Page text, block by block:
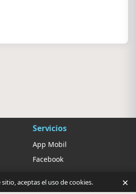
Servicios
App Mobil
Facebook
Ajustes
aceptas el uso de cookies. ×